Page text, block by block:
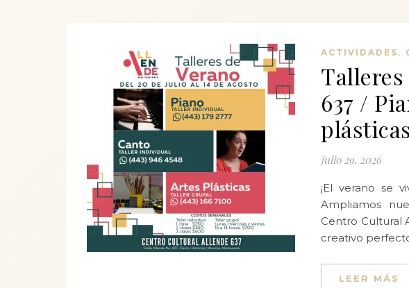
ACTIVIDADES ,
Talleres
637 /
plásticas
julio 29, 2026
¡El verano se
Ampliamos
Centro Cultural
creativo
LEER MÁS